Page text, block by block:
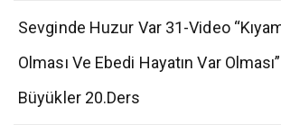
Sevginde Huzur Var 31-Video
Olması Ve Ebedi Hayatın Var
Büyükler 20.Ders